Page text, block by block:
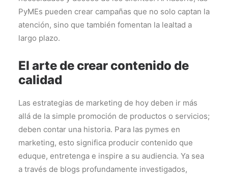
PyMEs pueden crear campañas que no solo captan la
atención, sino que también fomentan la lealtad a
largo plazo.
El arte de crear contenido de
calidad
Las estrategias de marketing de hoy deben ir más
allá de la simple promoción de productos o servicios;
deben contar una historia. Para las pymes en
marketing, esto significa producir contenido que
eduque, entretenga e inspire a su audiencia. Ya sea
a través de blogs profundamente investigados,